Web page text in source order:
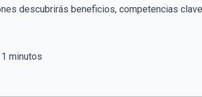
descubrirás beneficios, competencias
minutos